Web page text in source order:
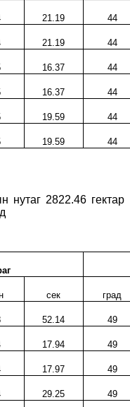
21.19 44
21.19 44
16.37 44
16.37 44
19.59 44
19.59 44
нутаг 2822.46 гектар
сек град
52.14 49
17.94 49
17.97 49
29.25 49